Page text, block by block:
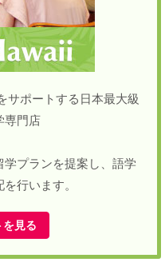
サポートする日本最大級
専門店
プランを提案し、語学
行います。
を見る